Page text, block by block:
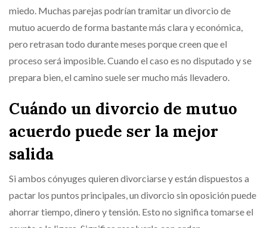
miedo. Muchas parejas podrían tramitar un divorcio de
mutuo acuerdo de forma bastante más clara y económica,
pero retrasan todo durante meses porque creen que el
proceso será imposible. Cuando el caso es no disputado y se
prepara bien, el camino suele ser mucho más llevadero.
Cuándo un divorcio de mutuo
acuerdo puede ser la mejor
salida
Si ambos cónyuges quieren divorciarse y están dispuestos a
pactar los puntos principales, un divorcio sin oposición puede
ahorrar tiempo, dinero y tensión. Esto no significa tomarse el